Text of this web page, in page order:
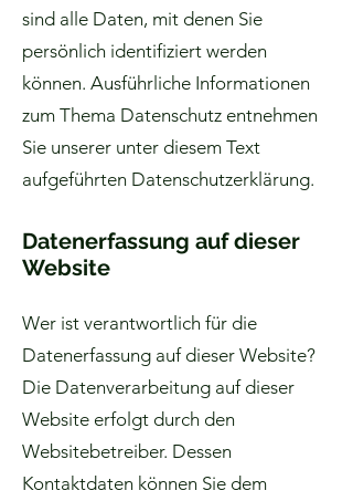
sind alle Daten, mit denen Sie
persönlich identifiziert werden
können. Ausführliche Informationen
zum Thema Datenschutz entnehmen
Sie unserer unter diesem Text
aufgeführten Datenschutzerklärung.
Datenerfassung auf dieser
Website
Wer ist verantwortlich für die
Datenerfassung auf dieser Website?
Die Datenverarbeitung auf dieser
Website erfolgt durch den
Websitebetreiber. Dessen
Kontaktdaten können Sie dem